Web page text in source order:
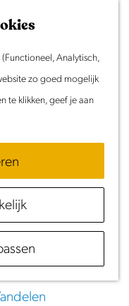
Analytisch,
zo goed mogelijk
te klikken, geef je aan
weekend
Beleven
in Laag Holland
eropuit
& Stilte